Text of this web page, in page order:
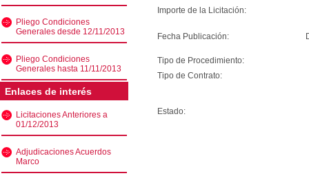
Pliego Condiciones
Generales desde 12/11/2013
Pliego Condiciones
Generales hasta 11/11/2013
Enlaces de interés
Licitaciones Anteriores a
01/12/2013
Adjudicaciones Acuerdos
Marco
Importe de la Licitación:
Fecha Publicación:
Tipo de Procedimiento:
Tipo de Contrato:
Estado: